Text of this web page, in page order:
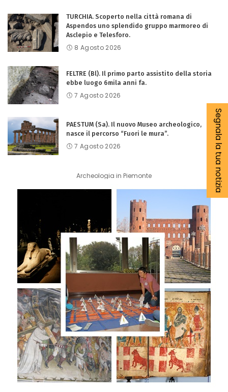
TURCHIA. Scoperto nella città romana di
Aspendos uno splendido gruppo marmoreo di
Asclepio e Telesforo.
8 Agosto 2026
FELTRE (Bl). Il primo parto assistito della storia
ebbe luogo 6mila anni fa.
7 Agosto 2026
PAESTUM (Sa). Il nuovo Museo archeologico,
nasce il percorso “Fuori le mura”.
7 Agosto 2026
Archeologia in Piemonte Segnala la tua notizia